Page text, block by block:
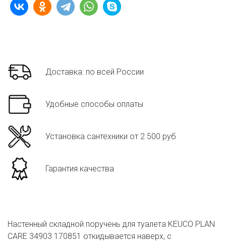
Доставка: по всей России
Удобные способы оплаты
Установка сантехники от 2 500 руб
Гарантия качества
Настенный складной поручень для туалета KEUCO PLAN
CARE 34903 170851 откидывается наверх, с